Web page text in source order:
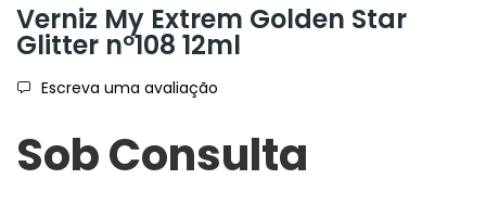
Verniz My Extrem Golden Star
Glitter nº108 12ml
Escreva uma avaliação
Sob Consulta